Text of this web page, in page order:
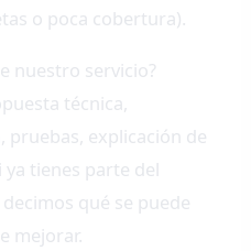
o poca cobertura).
nuestro servicio?
técnica,
pruebas, explicación de
tienes parte del
qué se puede
mejorar.